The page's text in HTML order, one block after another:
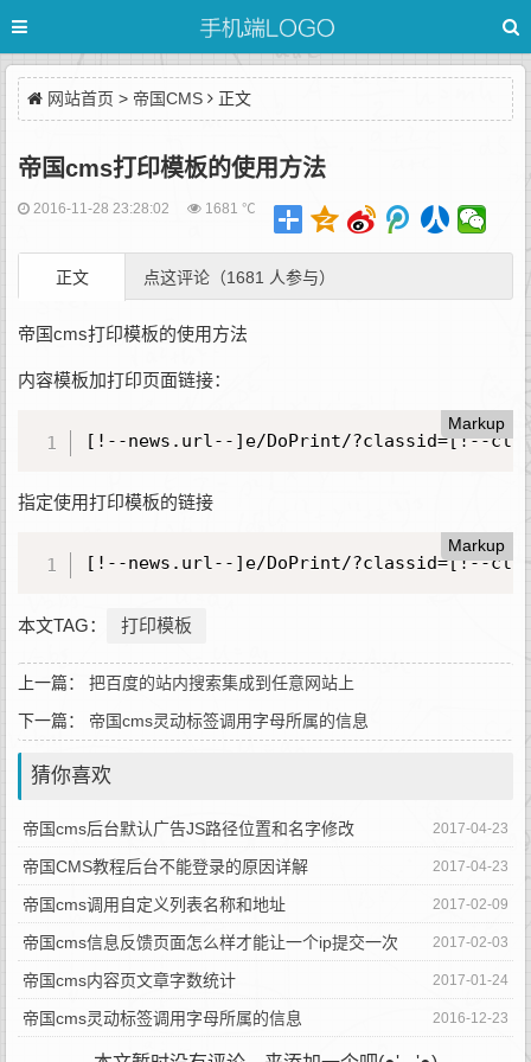
网站首页 > 帝国CMS 正文
帝国cms打印模板的使用方法
2016-11-28 23:28:02 1681 ℃
正文 点这评论（1681 人参与）
帝国cms打印模板的使用方法
内容模板加打印页面链接：
Markup
[!--news.url--]e/DoPrint/?classid=[!--
指定使用打印模板的链接
Markup
[!--news.url--]e/DoPrint/?classid=[!--
本文TAG： 打印模板
上一篇： 把百度的站内搜索集成到任意网站上
下一篇： 帝国cms灵动标签调用字母所属的信息
猜你喜欢
2017-04-23
帝国cms后台默认广告JS路径位置和名字修改
2017-04-23
帝国CMS教程后台不能登录的原因详解
2017-02-09
帝国cms调用自定义列表名称和地址
2017-02-03
帝国cms信息反馈页面怎么样才能让一个ip提交一次
2017-01-24
帝国cms内容页文章字数统计
2016-12-23
帝国cms灵动标签调用字母所属的信息